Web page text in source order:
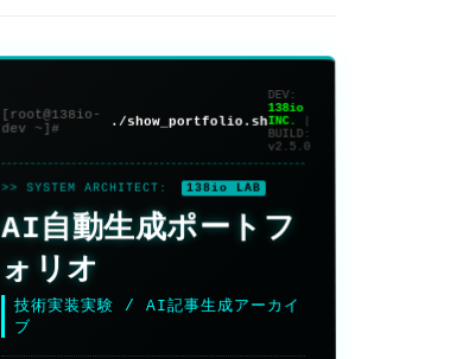
[root@138io-
dev ~]# ./show_portfolio.sh
DEV:
138io
INC.
BUILD:
v2.5.0
>> SYSTEM ARCHITECT: 138io LAB
AI自動生成ポートフ
ォリオ
技術実装実験 / AI記事生成アーカイ
ブ